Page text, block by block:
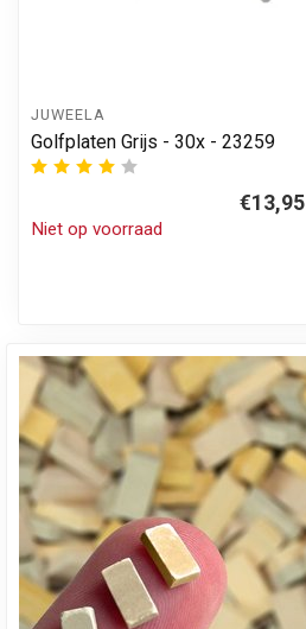
JUWEELA
Golfplaten Grijs - 30x - 23259
€13,95
Niet op voorraad